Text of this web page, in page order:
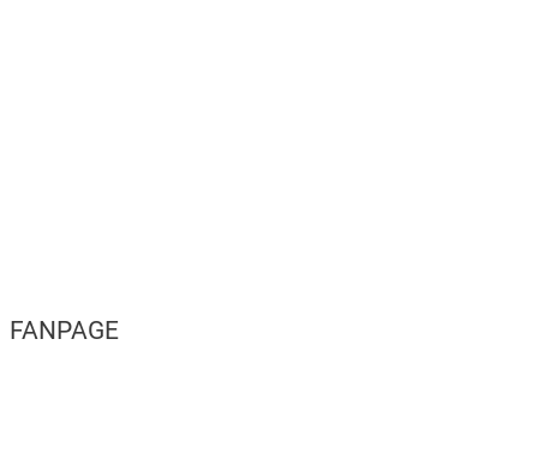
FANPAGE